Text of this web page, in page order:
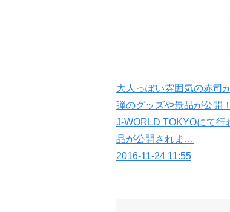
大人っぽい雰囲気の赤司
弾のグッズや景品が公開！
J-WORLD TOKYOにて
品が公開されま…
2016-11-24 11:55